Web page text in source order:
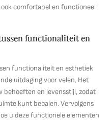
comfortabel en functioneel
functionaliteit en
functionaliteit en esthetiek
uitdaging voor velen. Het
en levensstijl, zodat
kunt bepalen. Vervolgens
u deze functionele elementen